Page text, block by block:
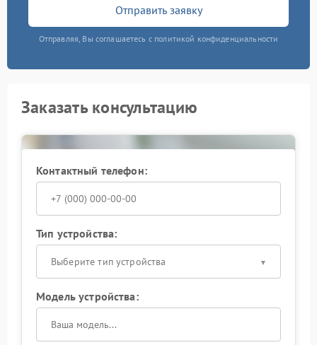
Отправить заявку
Отправляя, Вы соглашаетесь с политикой конфиденциальности
Заказать консультацию
Контактный телефон:
Тип устройства:
Выберите тип устройства
Модель устройства: